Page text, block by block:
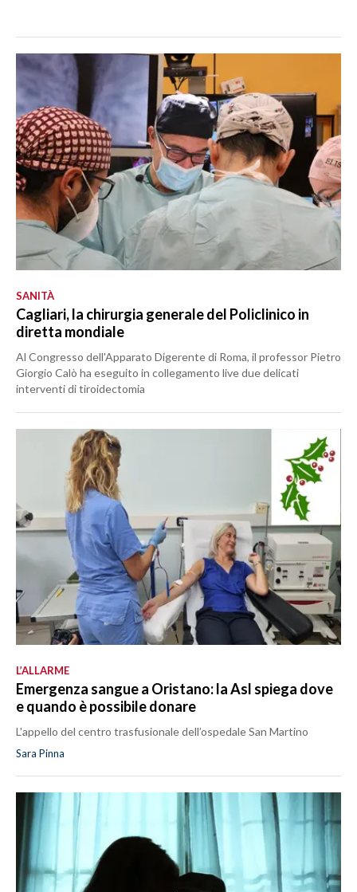
SANITÀ
Cagliari, la chirurgia generale del Policlinico in
diretta mondiale
Al Congresso dell'Apparato Digerente di Roma, il professor Pietro
Giorgio Calò ha eseguito in collegamento live due delicati
interventi di tiroidectomia
L’ALLARME
Emergenza sangue a Oristano: la Asl spiega dove
e quando è possibile donare
L'appello del centro trasfusionale dell’ospedale San Martino
Sara Pinna